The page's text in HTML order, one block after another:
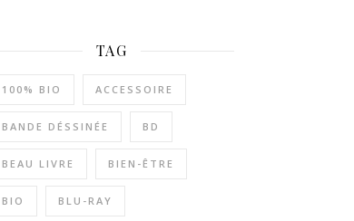
TAG
100% BIO ACCESSOIRE
BANDE DÉSSINÉE BD
BEAU LIVRE BIEN-ÊTRE
BIO BLU-RAY